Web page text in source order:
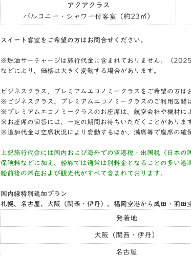
アクアクラス
バルコニー・シャワー付客室（約23㎡）
スイート客室をご希望の方はお問合せください。
※燃油サーチャージは旅行代金に含まれておりません。（
などにより、価格は大きく変動する場合があります。
ビジネスクラス、プレミアムエコノミークラスをご希望の方は
※ビジネスクラス、プレミアムエコノミークラスのご利用区間
※プレミアムエコノミークラスのお座席は、航空会社や機材に
※お座席の回答には、一定の期間お待ちいただくことがありま
※追加代金は空席状況により変動するほか、満席等で座席の確
上記旅行代金には国内および海外での空港税・出国税（日本
保険料などに加え、船旅では通常は別料金となることの多い
船前後の滞在および観光代がすべて含まれております。
国内線特別追加プラン
札幌、名古屋、大阪（関西・伊丹）、福岡空港から成田・羽田
発着地
大阪（関西・伊丹）
名古屋